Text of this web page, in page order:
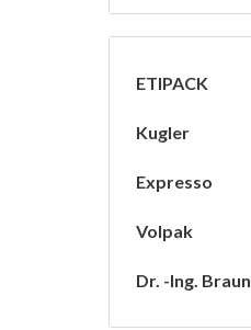
ETIPACK
Kugler
Expresso
Volpak
Dr. -Ing. Braun